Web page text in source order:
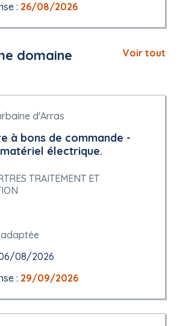
: 26/08/2026
domaine
Voir tout
d'Arras
à bons de commande -
électrique.
TRAITEMENT ET
06/08/2026
: 29/09/2026